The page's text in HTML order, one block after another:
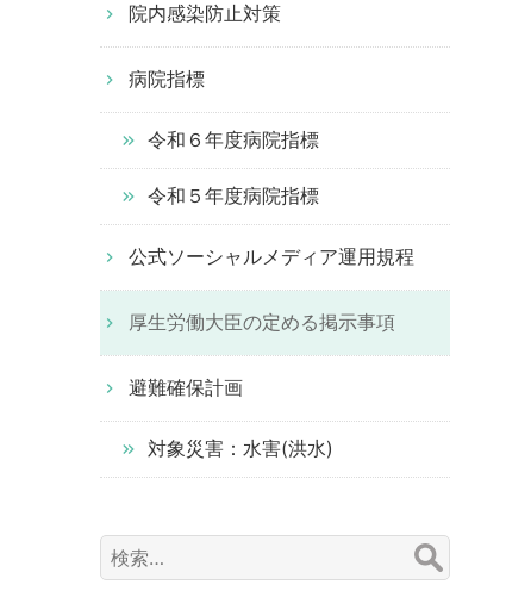
院内感染防止対策
病院指標
令和６年度病院指標
令和５年度病院指標
公式ソーシャルメディア運用規程
厚生労働大臣の定める掲示事項
避難確保計画
対象災害：水害(洪水)
検
索: